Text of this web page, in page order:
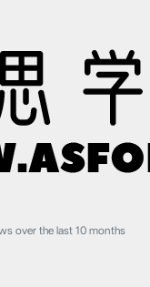
over the last 10 months